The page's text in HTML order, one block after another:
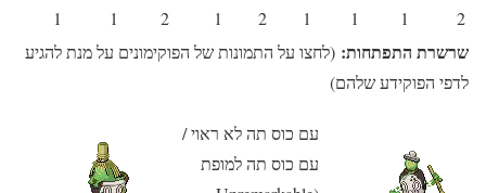
2
1
1
1
2
1
2
1
1
שרשרת התפתחות: (לחצו על התמונות של הפוקימונים על מנת להגיע
לדפי הפוקידע שלהם)
עם כוס תה לא ראוי /
עם כוס תה למופת